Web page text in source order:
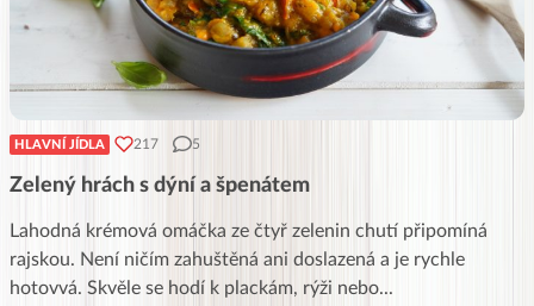
HLAVNÍ JÍDLA 217 5
Zelený hrách s dýní a špenátem
Lahodná krémová omáčka ze čtyř zelenin chutí připomíná
rajskou. Není ničím zahuštěná ani doslazená a je rychle
hotovvá. Skvěle se hodí k plackám, rýži nebo...